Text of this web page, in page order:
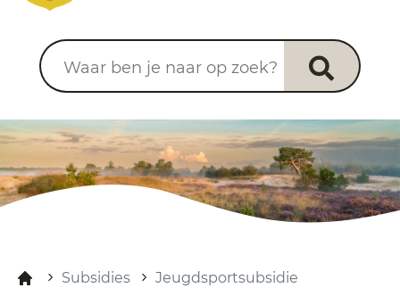
Waar ben je naar op zoek?
Subsidies Jeugdsportsubsidie